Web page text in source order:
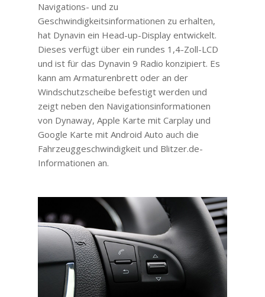
Navigations- und zu
Geschwindigkeitsinformationen zu erhalten,
hat Dynavin ein Head-up-Display entwickelt.
Dieses verfügt über ein rundes 1,4-Zoll-LCD
und ist für das Dynavin 9 Radio konzipiert. Es
kann am Armaturenbrett oder an der
Windschutzscheibe befestigt werden und
zeigt neben den Navigationsinformationen
von Dynaway, Apple Karte mit Carplay und
Google Karte mit Android Auto auch die
Fahrzeuggeschwindigkeit und Blitzer.de-
Informationen an.